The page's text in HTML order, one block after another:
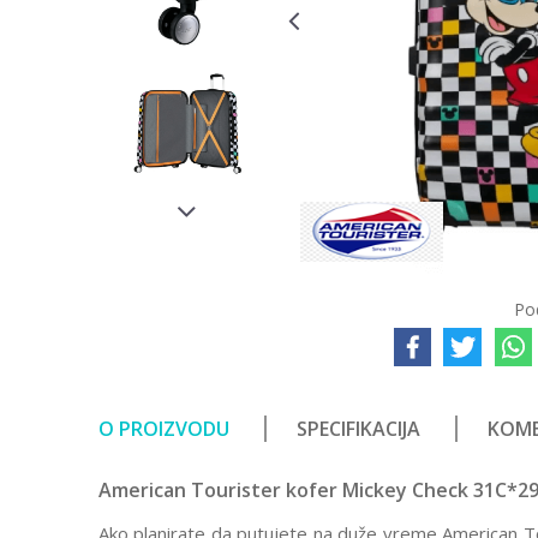
O PROIZVODU SPECIFIKACIJA
American Tourister kofer Mickey Check
Ako planirate da putujete na duže vreme American